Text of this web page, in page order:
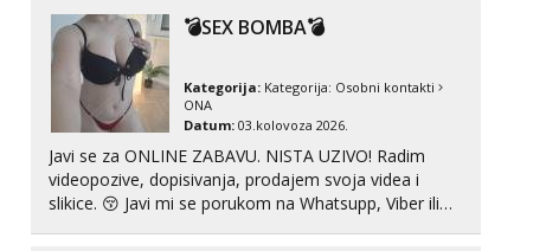
Lili
Čekam tvoj poziv!
Tel: 064/677-677- Kod: #128
tel:0,93€ - mob:1,12€ min
Zara
Čekam tvoj poziv!
064/677-677
tel:0,93€ - mob:1,12€ min
💣SEX BOMBA💣
Kategorija: Kategorija: Osobni kontakti
ONA
Datum: 03.kolovoza 2026.
Javi se za ONLINE ZABAVU. NISTA UZIVO! Radim
videopozive, dopisivanja, prodajem svoja videa i
slikice. 😚 Javi mi se porukom na Whatsupp, Viber ili